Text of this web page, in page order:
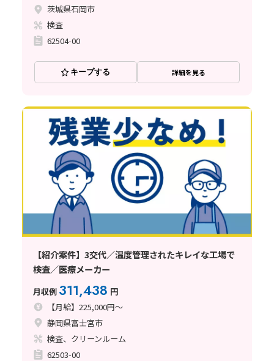
茨城県石岡市
検査
62504-00
キープする 詳細を見る
【紹介案件】3交代／温度管理されたキレイな工場で
検査／医療メーカー
月収例 311,438 円
【月給】225,000円～
静岡県富士宮市
検査、クリーンルーム
62503-00